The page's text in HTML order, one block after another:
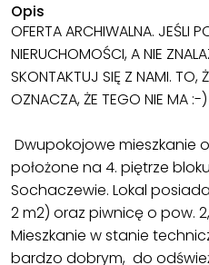
Opis
OFERTA ARCHIWALNA. JEŚLI
NIERUCHOMOŚCI, A NIE
SKONTAKTUJ SIĘ Z NAMI. TO,
OZNACZA, ŻE TEGO NIE MA :-)
Dwupokojowe mieszkanie
położone na 4. piętrze
Sochaczewie. Lokal
2 m2) oraz piwnicę o pow.
Mieszkanie w stanie
bardzo dobrym, do